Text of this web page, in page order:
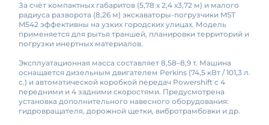
За счёт компактных габаритов (5,78 х 2,4 х3,72 м) и малого
радиуса разворота (8,26 м) экскаваторы-погрузчики MST
M542 эффективны на узких городских улицах. Модель
применяется для рытья траншей, планировки территорий и
погрузки инертных материалов.
Эксплуатационная масса составляет 8,58–8,9 т. Машина
оснащается дизельным двигателем Perkins (74,5 кВт / 101,3 л.
с.) и автоматической коробкой передач Powershift с 4
передними и 4 задними скоростями. Предусмотрена
установка дополнительного навесного оборудования:
гидровращателя, дорожной щетки, вибротрамбовки и др.